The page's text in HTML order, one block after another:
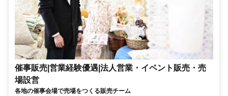
催事販売|営業経験優遇|法人営業・イベント販売・売
場設営
各地の催事会場で売場をつくる販売チーム